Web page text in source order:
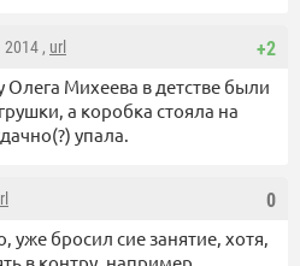
+2
, url
Олега Михеева в детстве были
а коробка стояла на
упала.
0
уже бросил сие занятие, хотя,